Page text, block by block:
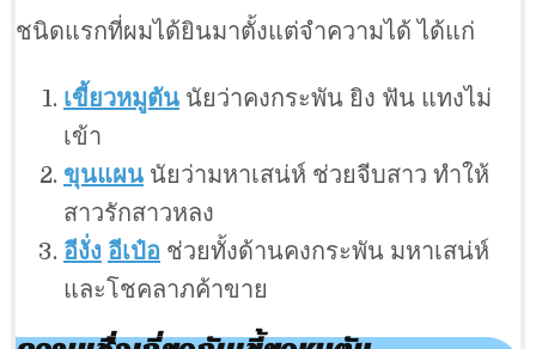
ชนิดแรกที่ผมได้ยินมาตั้งแต่จำความได้ ได้แก่
เขี้ยวหมูตัน นัยว่าคงกระพัน ยิง ฟัน แทงไม่
เข้า
ขุนแผน นัยว่ามหาเสน่ห์ ช่วยจีบสาว ทำให้
สาวรักสาวหลง
อีงั่ง อีเป๋อ ช่วยทั้งด้านคงกระพัน มหาเสน่ห์
และโชคลาภค้าขาย